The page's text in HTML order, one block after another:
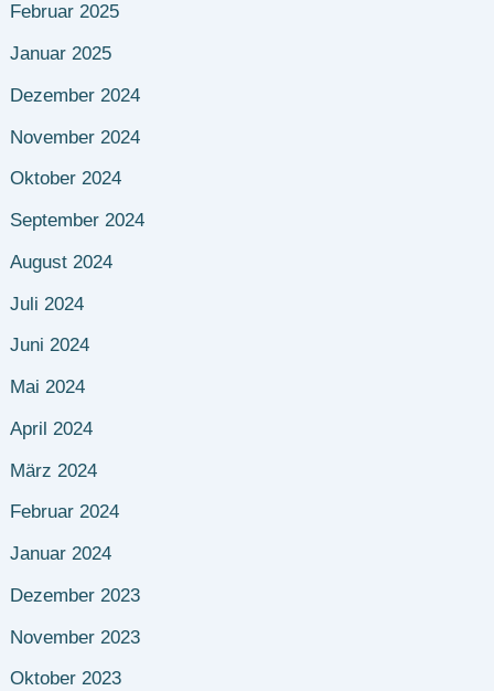
Februar 2025
Januar 2025
Dezember 2024
November 2024
Oktober 2024
September 2024
August 2024
Juli 2024
Juni 2024
Mai 2024
April 2024
März 2024
Februar 2024
Januar 2024
Dezember 2023
November 2023
Oktober 2023